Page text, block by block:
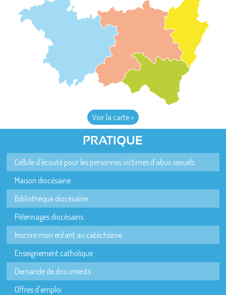
Voir la carte >
PRATIQUE
Cellule d'écoute pour les personnes victimes d'abus sexuels
Maison diocésaine
Bibliothèque diocésaine
Pèlerinages diocésains
Inscrire mon enfant au catéchisme
Enseignement catholique
Demande de documents
Offres d'emploi